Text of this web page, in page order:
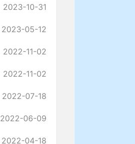
2023-10-31
2023-05-12
2022-11-02
2022-11-02
2022-07-18
2022-06-09
2022-04-18